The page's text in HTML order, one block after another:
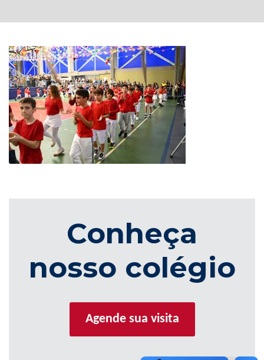
Conheça
nosso colégio
Agende sua visita